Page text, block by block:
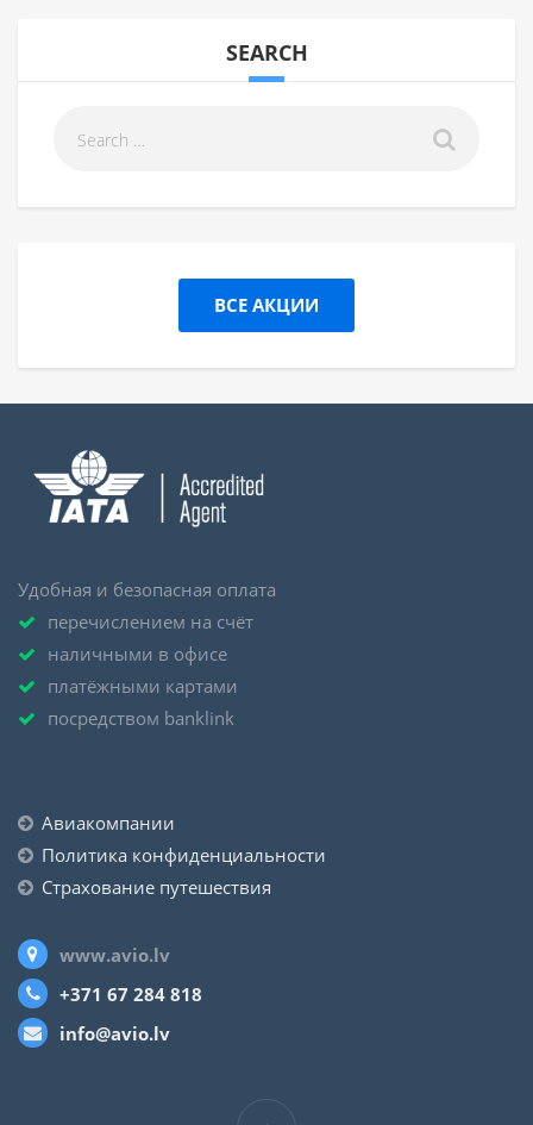
SEARCH
ВСЕ АКЦИИ
Удобная и безопасная оплата
перечислением на счёт
наличными в офисе
платёжными картами
посредством banklink
Авиакомпании
Политика конфиденциальности
Страхование путешествия
www.avio.lv
+371 67 284 818
info@avio.lv